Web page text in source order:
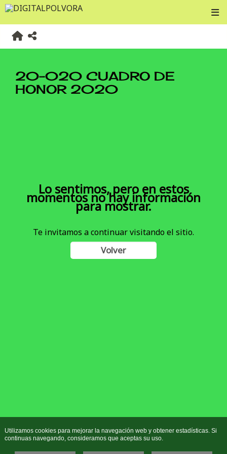
20-020 CUADRO DE
HONOR 2020
Lo sentimos, pero en estos
momentos no hay información
para mostrar.
Te invitamos a continuar visitando el sitio.
Volver
Utilizamos cookies para mejorar la navegación web y obtener estadísticas. Si
continuas navegando, consideramos que aceptas su uso.